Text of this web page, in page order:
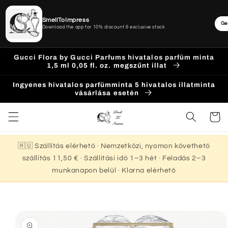
Ugrás a
tartalomhoz
Gucci Flora by Gucci Parfums hivatalos parfüm minta
1,5 ml 0,05 fl. oz. megszűnt illat
Ingyenes hivatalos parfümminta 5 hivatalos illatminta
vásárlása esetén
Kosár
🇭🇺 Szállítás elérhető · Nemzetközi, nyomon követhető
szállítás 11,50 € · Szállítási idő 1–3 hét · Feladás 2–3
munkanapon belül · Klarna elérhető
a
SmellToImpress
Download the app for 10% discount & exclusive stock